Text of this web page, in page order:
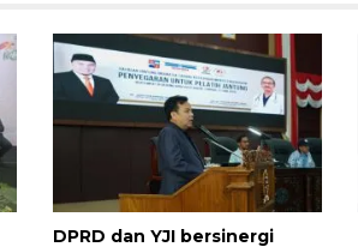
DPRD dan YJI bersinergi
1 Juni 2026